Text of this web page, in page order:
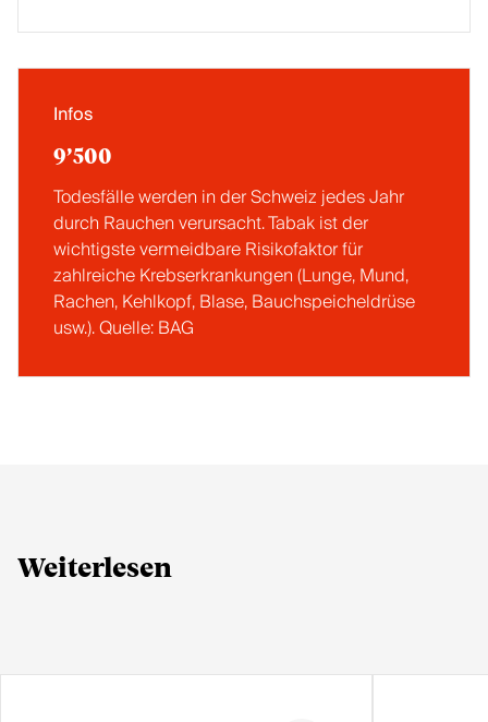
Infos
9’500
Todesfälle werden in der Schweiz jedes Jahr
durch Rauchen verursacht. Tabak ist der
wichtigste vermeidbare Risikofaktor für
zahlreiche Krebserkrankungen (Lunge, Mund,
Rachen, Kehlkopf, Blase, Bauchspeicheldrüse
usw.). Quelle: BAG
Weiterlesen